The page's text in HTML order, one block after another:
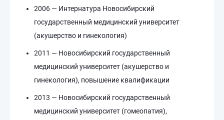
2006 — Интернатура Новосибирский
государственный медицинский университет
(акушерство и гинекология)
2011 — Новосибирский государственный
медицинский университет (акушерство и
гинекология), повышение квалификации
2013 — Новосибирский государственный
медицинский университет (гомеопатия),